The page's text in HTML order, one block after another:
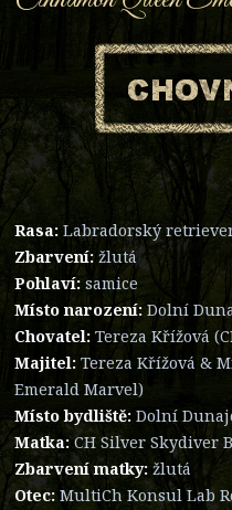
Rasa: Labradorský
Zbarvení: žlutá
Pohlaví: samice
Místo narození: Dolní
Chovatel: Tereza Křížová
Majitel: Tereza Křížová &
Emerald Marvel)
Místo bydliště: Dolní
Matka:CH Silver Skydiver
Zbarvení matky: žlutá
Otec: MultiCh Konsul Lab